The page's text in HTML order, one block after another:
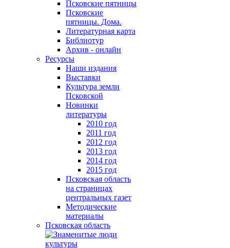
Псковские пятницы
Псковские
пятницы. Дома.
Литературная карта
Библиотур
Архив - онлайн
Ресурсы
Наши издания
Выставки
Культура земли
Псковской
Новинки
литературы
2010 год
2011 год
2012 год
2013 год
2014 год
2015 год
Псковская область
на страницах
центральных газет
Методические
материалы
Псковская область